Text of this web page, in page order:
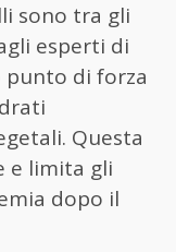
sono tra gli
esperti di
di forza
Questa
e limita gli
dopo il